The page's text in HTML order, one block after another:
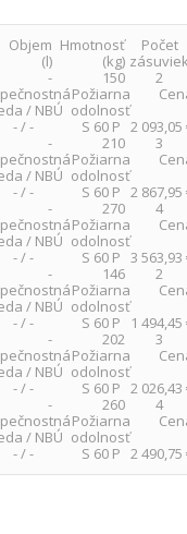
Objem
(l)
Hmotnosť
(kg)
Počet
zásuviek
- 150
2
/ NBÚ
Požiarna
odolnosť
- / - S 60 P 2 093,05
- 210
3
/ NBÚ
Požiarna
odolnosť
- / - S 60 P 2 867,95
- 270
4
/ NBÚ
Požiarna
odolnosť
- / - S 60 P 3 563,93
- 146
2
/ NBÚ
Požiarna
odolnosť
- / - S 60 P
1 494,45
- 202
3
/ NBÚ
Požiarna
odolnosť
- / - S 60 P 2 026,43
- 260
4
/ NBÚ
Požiarna
odolnosť
- / - S 60 P 2 490,75